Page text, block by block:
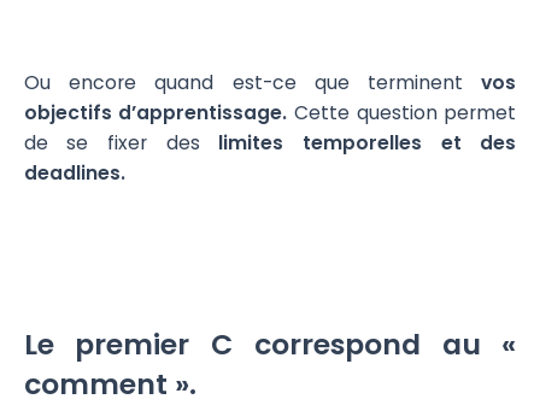
Ou encore quand est-ce que terminentvos
objectifs d’apprentissage. Cette question permet
de se fixer des limites temporelles et des
deadlines.
Le premier C correspond au «
comment ».